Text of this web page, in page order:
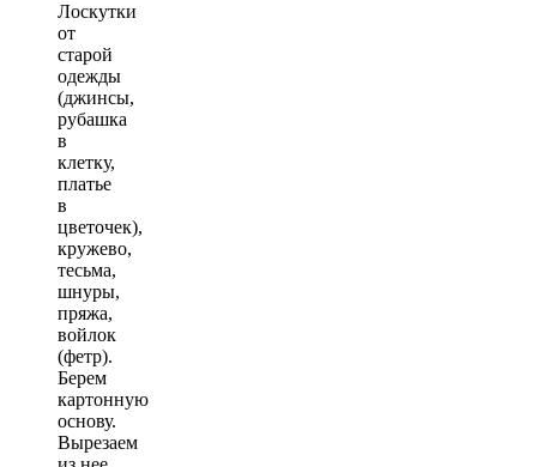
Лоскутки
от
старой
одежды
(джинсы,
рубашка
в
клетку,
платье
в
цветочек),
кружево,
тесьма,
шнуры,
пряжа,
войлок
(фетр).
Берем
картонную
основу.
Вырезаем